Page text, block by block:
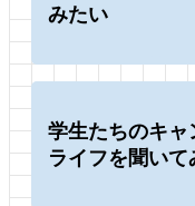
みたい
学生たちのキャ
ライフを聞いて